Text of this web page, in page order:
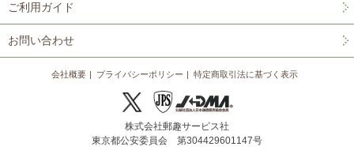
ご利用ガイド
お問い合わせ
会社概要 プライバシーポリシー 特定商取引法に基づく表示
株式会社郵趣サービス社
東京都公安委員会 第304429601147号